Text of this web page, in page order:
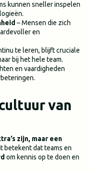
kunnen sneller inspelen
– Mensen die zich
en
te leren, blijft cruciale
bij het hele team.
en vaardigheden
van
zijn, maar een
betekent dat teams en
om kennis op te doen en